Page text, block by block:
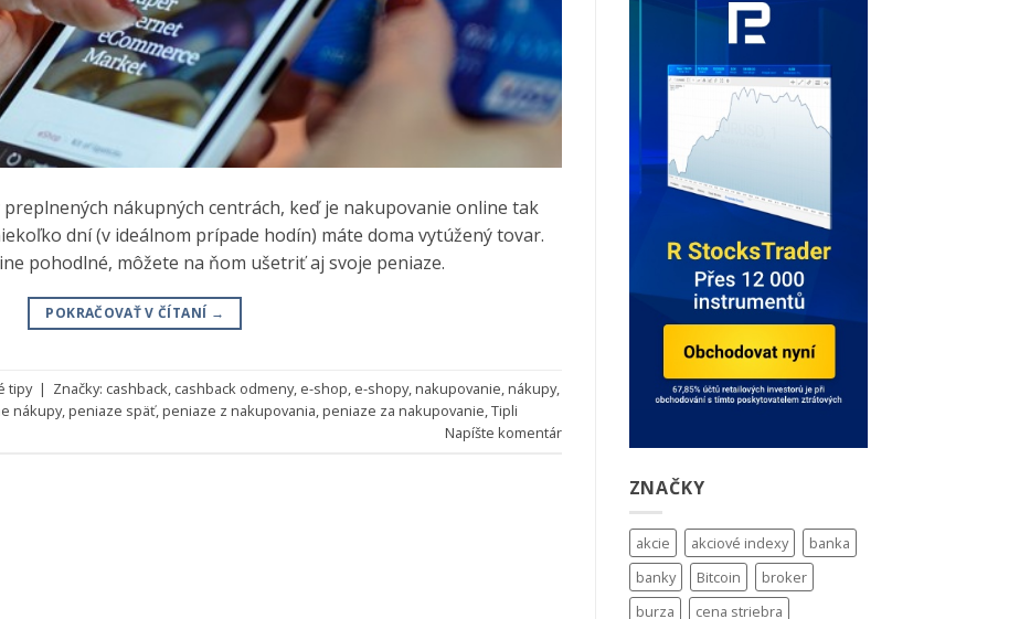
nákupných centrách, keď je nakupovanie online tak
dní (v ideálnom prípade hodín) máte doma vytúžený tovar.
pohodlné, môžete na ňom ušetriť aj svoje peniaze.
POKRAČOVAŤ V ČÍTANÍ →
tipy | Značky: cashback, cashback odmeny, e-shop, e-shopy,nakupovanie,nákupy,
nákupy,peniaze späť,peniaze z nakupovania,peniaze za nakupovanie,Tipli
Napíšte komentár
ZNAČKY
akcie akciové indexy
banka
banky
Bitcoin
broker
burza
cena striebra